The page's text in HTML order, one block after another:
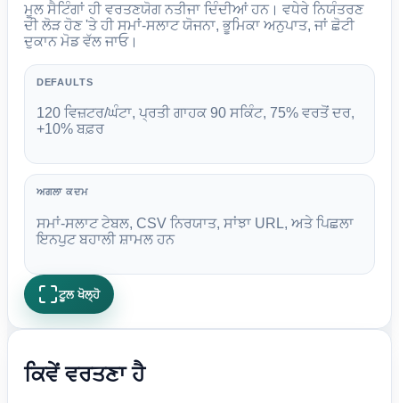
ਮੂਲ ਸੈਟਿੰਗਾਂ ਹੀ ਵਰਤਣਯੋਗ ਨਤੀਜਾ ਦਿੰਦੀਆਂ ਹਨ। ਵਧੇਰੇ ਨਿਯੰਤਰਣ
ਦੀ ਲੋੜ ਹੋਣ 'ਤੇ ਹੀ ਸਮਾਂ-ਸਲਾਟ ਯੋਜਨਾ, ਭੂਮਿਕਾ ਅਨੁਪਾਤ, ਜਾਂ ਛੋਟੀ
ਦੁਕਾਨ ਮੋਡ ਵੱਲ ਜਾਓ।
DEFAULTS
120 ਵਿਜ਼ਟਰ/ਘੰਟਾ, ਪ੍ਰਤੀ ਗਾਹਕ 90 ਸਕਿੰਟ, 75% ਵਰਤੋਂ ਦਰ,
+10% ਬਫ਼ਰ
ਅਗਲਾ ਕਦਮ
ਸਮਾਂ-ਸਲਾਟ ਟੇਬਲ, CSV ਨਿਰਯਾਤ, ਸਾਂਝਾ URL, ਅਤੇ ਪਿਛਲਾ
ਇਨਪੁਟ ਬਹਾਲੀ ਸ਼ਾਮਲ ਹਨ
ਟੂਲ ਖੋਲ੍ਹੋ
ਕਿਵੇਂ ਵਰਤਣਾ ਹੈ